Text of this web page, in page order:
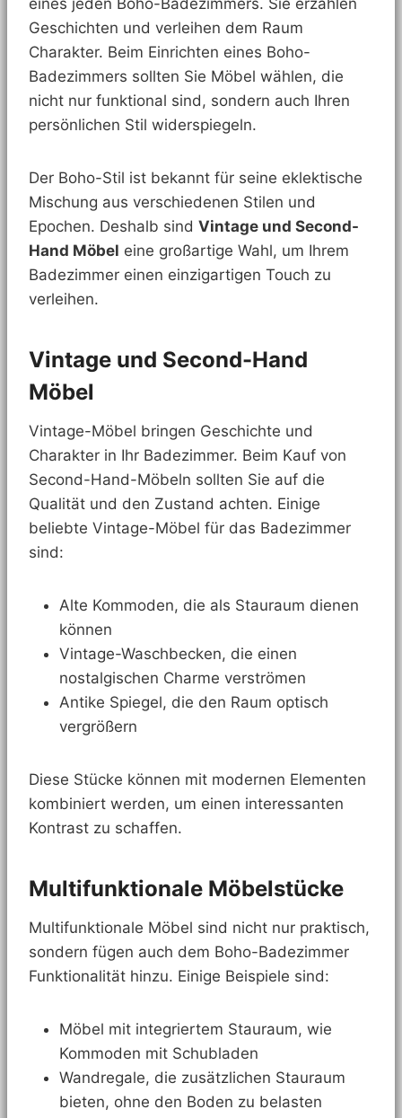
Geschichten und verleihen dem Raum
Charakter. Beim Einrichten eines Boho-
Badezimmers sollten Sie Möbel wählen, die
nicht nur funktional sind, sondern auch Ihren
persönlichen Stil widerspiegeln.
Der Boho-Stil ist bekannt für seine eklektische
Mischung aus verschiedenen Stilen und
Epochen. Deshalb sind Vintage und Second-
Hand Möbel eine großartige Wahl, um Ihrem
Badezimmer einen einzigartigen Touch zu
verleihen.
Vintage und Second-Hand
Möbel
Vintage-Möbel bringen Geschichte und
Charakter in Ihr Badezimmer. Beim Kauf von
Second-Hand-Möbeln sollten Sie auf die
Qualität und den Zustand achten. Einige
beliebte Vintage-Möbel für das Badezimmer
sind:
Alte Kommoden, die als Stauraum dienen
können
Vintage-Waschbecken, die einen
nostalgischen Charme verströmen
Antike Spiegel, die den Raum optisch
vergrößern
Diese Stücke können mit modernen Elementen
kombiniert werden, um einen interessanten
Kontrast zu schaffen.
Multifunktionale Möbelstücke
Multifunktionale Möbel sind nicht nur praktisch,
sondern fügen auch dem Boho-Badezimmer
Funktionalität hinzu. Einige Beispiele sind:
Möbel mit integriertem Stauraum, wie
Kommoden mit Schubladen
Wandregale, die zusätzlichen Stauraum
bieten, ohne den Boden zu belasten